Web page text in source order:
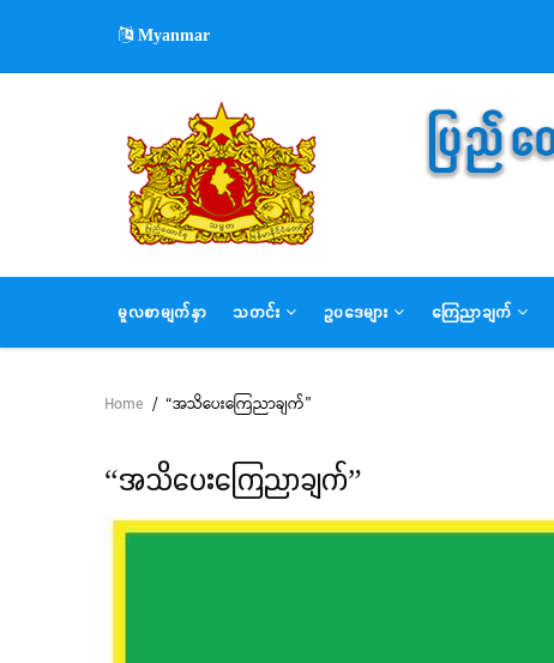
main
Myanmar
MAIN
NAVIGATION
မူလစာမျက်နှာ သတင်း ဥပဒေများ ကြေညာချက်
Breadcrumb
Home / “အသိပေးကြေညာချက်”
“အသိပေးကြေညာချက်”